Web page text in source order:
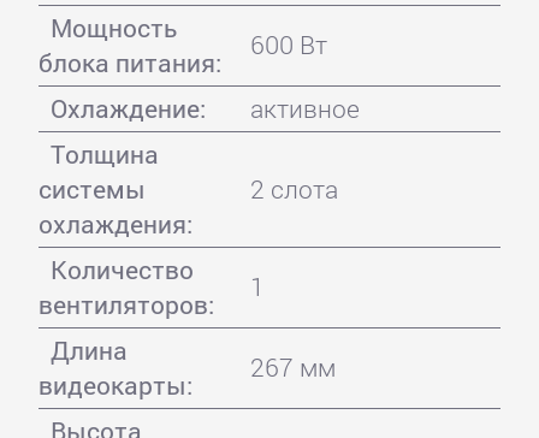
Мощность
блока питания:
600 Вт
Охлаждение:
активное
Толщина
системы
охлаждения:
2 слота
Количество
вентиляторов:
1
Длина
видеокарты:
267 мм
Высота